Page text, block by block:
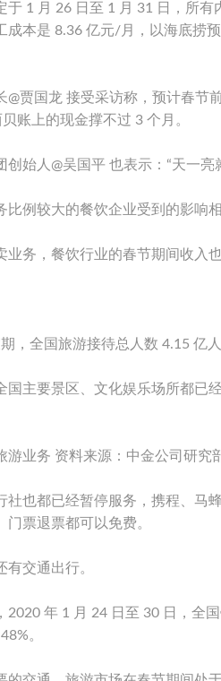
于 1 月 26 日至 1 月 31 日，所
成本是 8.36 亿元/月，以海底捞
@贾国龙 接受采访称，预计春
账上的现金撑不过 3 个月。
创始人@吴国平 也表示：“天一
比例较大的餐饮企业受到的影响
业务，餐饮行业的春节期间收入也
，全国旅游接待总人数 4.15 亿
国主要景区、文化娱乐场所都已
游业务 资料来源：中金公司研究
社也都已经暂停服务，携程、马
门票退票都可以免费。
有交通出行。
2020 年 1 月 24 日至 30 日，全
。